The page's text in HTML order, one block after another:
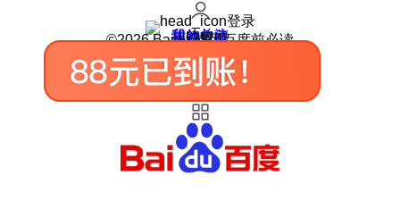
登录
我的关注
我的收藏
皮肤中心
用户反馈
设置
©2026 Baidu 使用百度前必读